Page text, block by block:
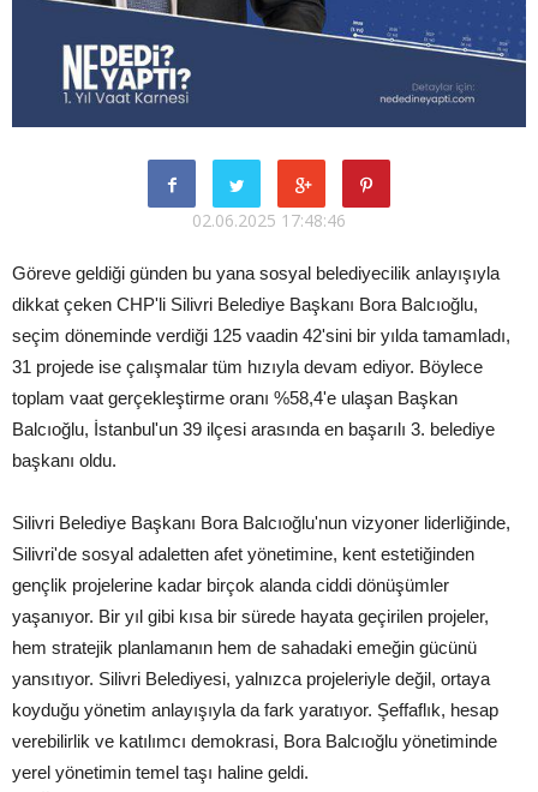
02.06.2025 17:48:46
Göreve geldiği günden bu yana sosyal belediyecilik anlayışıyla
dikkat çeken CHP'li Silivri Belediye Başkanı Bora Balcıoğlu,
seçim döneminde verdiği 125 vaadin 42'sini bir yılda tamamladı,
31 projede ise çalışmalar tüm hızıyla devam ediyor. Böylece
toplam vaat gerçekleştirme oranı %58,4'e ulaşan Başkan
Balcıoğlu, İstanbul'un 39 ilçesi arasında en başarılı 3. belediye
başkanı oldu.
Silivri Belediye Başkanı Bora Balcıoğlu'nun vizyoner liderliğinde,
Silivri'de sosyal adaletten afet yönetimine, kent estetiğinden
gençlik projelerine kadar birçok alanda ciddi dönüşümler
yaşanıyor. Bir yıl gibi kısa bir sürede hayata geçirilen projeler,
hem stratejik planlamanın hem de sahadaki emeğin gücünü
yansıtıyor. Silivri Belediyesi, yalnızca projeleriyle değil, ortaya
koyduğu yönetim anlayışıyla da fark yaratıyor. Şeffaflık, hesap
verebilirlik ve katılımcı demokrasi, Bora Balcıoğlu yönetiminde
yerel yönetimin temel taşı haline geldi.